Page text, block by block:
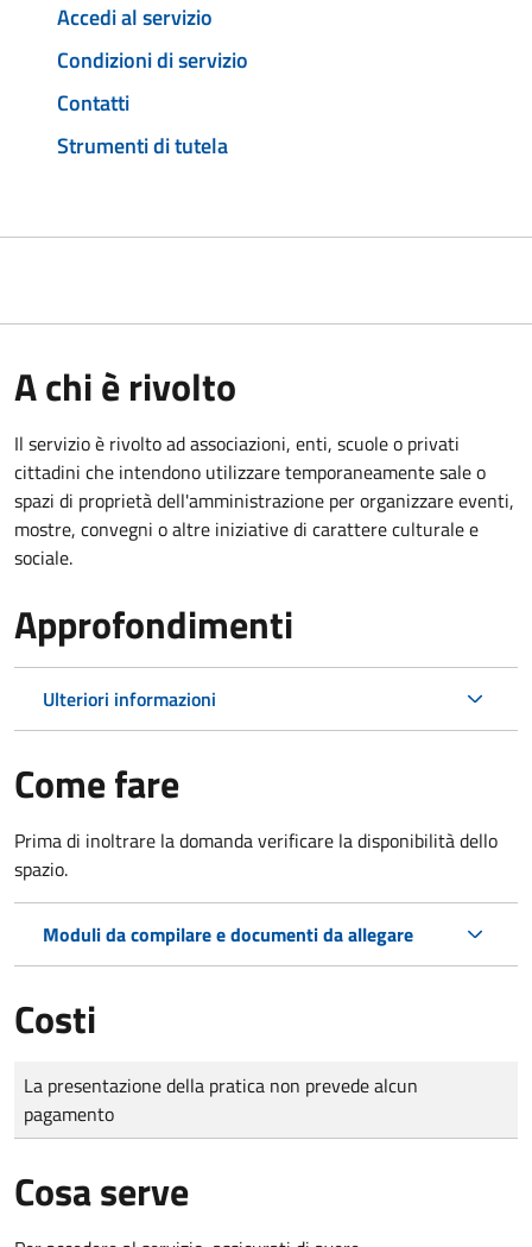
Accedi al servizio
Condizioni di servizio
Contatti
Strumenti di tutela
A chi è rivolto
Il servizio è rivolto ad associazioni, enti, scuole o privati
cittadini che intendono utilizzare temporaneamente sale o
spazi di proprietà dell'amministrazione per organizzare eventi,
mostre, convegni o altre iniziative di carattere culturale e
sociale.
Approfondimenti
Ulteriori informazioni
Come fare
Prima di inoltrare la domanda verificare la disponibilità dello
spazio.
Moduli da compilare e documenti da allegare
Costi
Tipo di pagamento
Importo
La presentazione della pratica non prevede alcun
pagamento
Cosa serve